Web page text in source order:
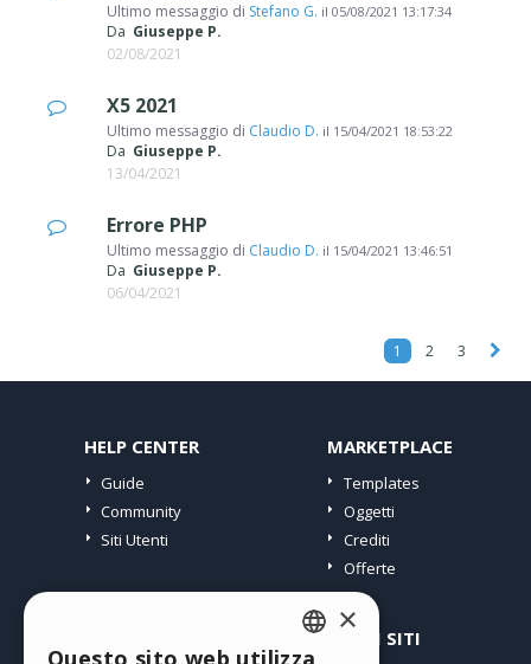
Ultimo messaggio di Stefano G. il 05/08/2021 13:17:34
Da Giuseppe P.
02/08/2021
X5 2021
Ultimo messaggio di Claudio D. il 15/04/2021 18:53:22
Da Giuseppe P.
13/04/2021
Errore PHP
Ultimo messaggio di Claudio D. il 15/04/2021 13:46:51
Da Giuseppe P.
06/04/2021
1 2 3
HELP CENTER
Guide
Community
Siti Utenti
MARKETPLACE
Templates
Oggetti
Crediti
Offerte
ALTRI SITI
×
Questo sito web utilizza